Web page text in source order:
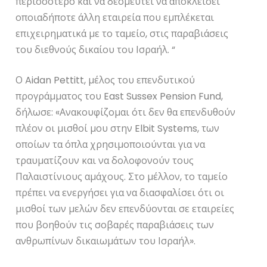
οποιαδήποτε άλλη εταιρεία που εμπλέκεται
επιχειρηματικά με το ταμείο, στις παραβιάσεις
του διεθνούς δικαίου του Ισραήλ. “
Ο Aidan Pettitt, μέλος του επενδυτικού
προγράμματος του East Sussex Pension Fund,
δήλωσε: «Ανακουφίζομαι ότι δεν θα επενδυθούν
πλέον οι μισθοί μου στην Elbit Systems, των
οποίων τα όπλα χρησιμοποιούνται για να
τραυματίζουν και να δολοφονούν τους
Παλαιστίνιους αμάχους. Στο μέλλον, το ταμείο
πρέπει να ενεργήσει για να διασφαλίσει ότι οι
μισθοί των μελών δεν επενδύονται σε εταιρείες
που βοηθούν τις σοβαρές παραβιάσεις των
ανθρωπίνων δικαιωμάτων του Ισραήλ».